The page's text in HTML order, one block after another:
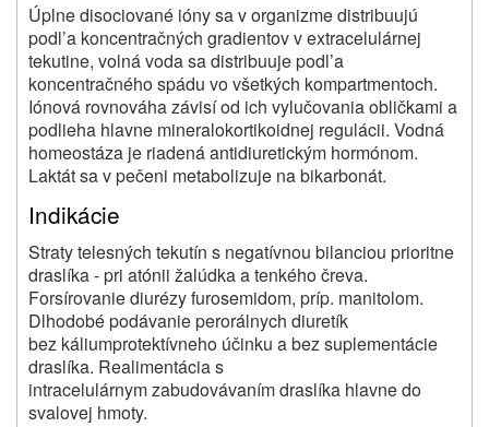
Úplne disociované ióny sa v organizme distribuujú
podl’a koncentračných gradientov v extracelulárnej
tekutine, volná voda sa distribuuje podl’a
koncentračného spádu vo všetkých kompartmentoch.
Iónová rovnováha závisí od ich vylučovania obličkami a
podlieha hlavne mineralokortikoidnej regulácii. Vodná
homeostáza je riadená antidiuretickým hormónom.
Laktát sa v pečeni metabolizuje na bikarbonát.
Indikácie
Straty telesných tekutín s negatívnou bilanciou prioritne
draslíka - pri atónii žalúdka a tenkého čreva.
Forsírovanie diurézy furosemidom, príp. manitolom.
Dlhodobé podávanie perorálnych diuretík
bez káliumprotektívneho účinku a bez suplementácie
draslíka. Realimentácia s
intracelulárnym zabudovávaním draslíka hlavne do
svalovej hmoty.